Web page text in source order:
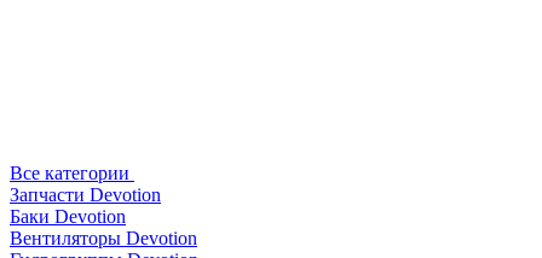
Все категории
Запчасти Devotion
Баки Devotion
Вентиляторы Devotion